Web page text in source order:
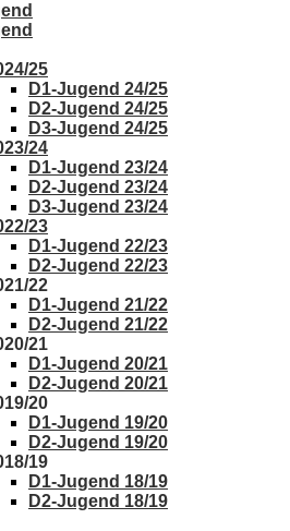
25
D1-Jugend 24/25
D2-Jugend 24/25
D3-Jugend 24/25
24
D1-Jugend 23/24
D2-Jugend 23/24
D3-Jugend 23/24
23
D1-Jugend 22/23
D2-Jugend 22/23
22
D1-Jugend 21/22
D2-Jugend 21/22
21
D1-Jugend 20/21
D2-Jugend 20/21
20
D1-Jugend 19/20
D2-Jugend 19/20
19
D1-Jugend 18/19
D2-Jugend 18/19